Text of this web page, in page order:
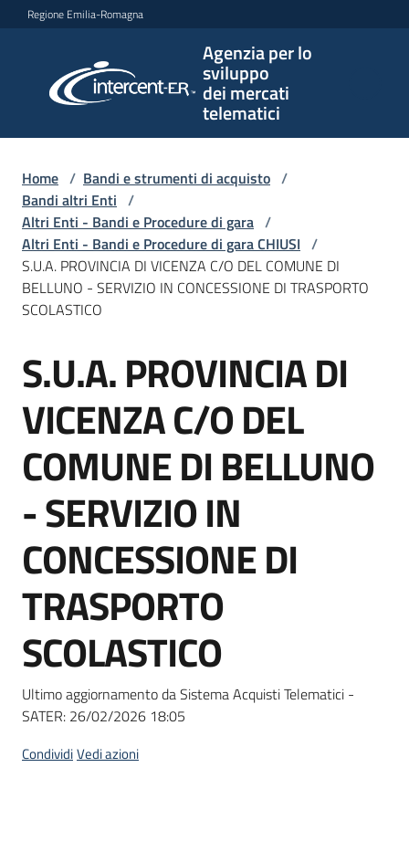
Vai al contenuto
Vai alla navigazione
Vai al footer
Regione Emilia-Romagna
Agenzia per lo
sviluppo
dei mercati
telematici
per lo
sviluppo
telematici
L'Agenzia
e
strumenti
acquisto
Supporto
Piattaforme
telematiche
English
site
Home / Bandi e strumenti di acquisto /
Bandi altri Enti /
Altri Enti - Bandi e Procedure di gara /
Altri Enti - Bandi e Procedure di gara CHIUSI /
S.U.A. PROVINCIA DI VICENZA C/O DEL COMUNE DI
BELLUNO - SERVIZIO IN CONCESSIONE DI TRASPORTO
SCOLASTICO
Salta al contenuto
S.U.A. PROVINCIA DI
VICENZA C/O DEL
COMUNE DI BELLUNO
- SERVIZIO IN
CONCESSIONE DI
TRASPORTO
SCOLASTICO
Ultimo aggiornamento da Sistema Acquisti Telematici -
SATER: 26/02/2026 18:05
CondividiVedi azioni